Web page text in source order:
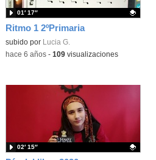
Ritmo 1 2ºPrimaria
Contenido educativo.
subido por Lucia G.
01′ 17″
-hace 6 años- 109visualizaciones
02′ 15″